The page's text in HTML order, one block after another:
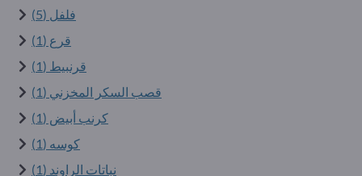
فلفل (5)
قرع (1)
قرنبيط (1)
قصب السكر المخزني (1)
كرنب أبيض (1)
كوسه (1)
نباتات الراوند (1)